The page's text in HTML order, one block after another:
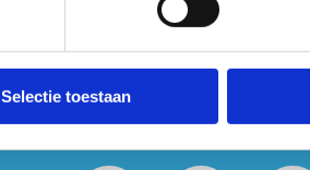
Selectie toestaan